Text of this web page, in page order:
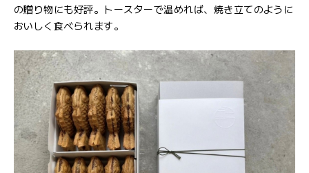
の贈り物にも好評。トースターで温めれば、焼き立てのように
おいしく食べられます。